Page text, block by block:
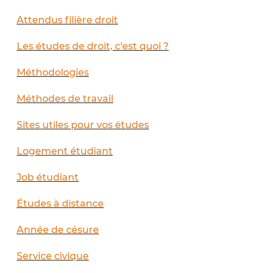
Attendus filière droit
Les études de droit, c'est quoi ?
Méthodologies
Méthodes de travail
Sites utiles pour vos études
Logement étudiant
Job étudiant
Études à distance
Année de césure
Service civique